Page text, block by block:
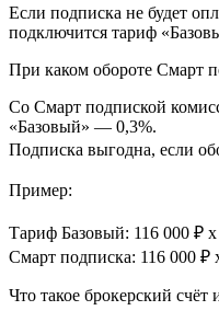
Если подписка не будет
подключится тариф
При каком обороте Смарт
Со Смарт подпиской
«Базовый» — 0,3%.
Подписка выгодна, если
Пример:
Тариф Базовый: 116 000 ₽
Смарт подписка: 116 000 ₽
Что такое брокерский счёт